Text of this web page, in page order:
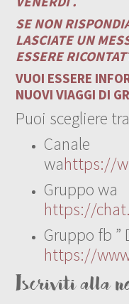
SE NON
LASCIATE UN
ESSERE
VUOI ESSERE
NUOVI VIAGGI DI
Puoi scegliere
Canale
wahttps://
Gruppo wa
https://
Gruppo fb ”
https://
Iscriviti alla